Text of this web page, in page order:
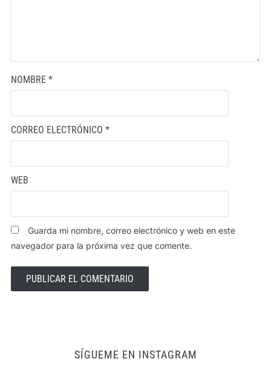
NOMBRE *
CORREO ELECTRÓNICO *
WEB
Guarda mi nombre, correo electrónico y web en este
navegador para la próxima vez que comente.
SÍGUEME EN INSTAGRAM